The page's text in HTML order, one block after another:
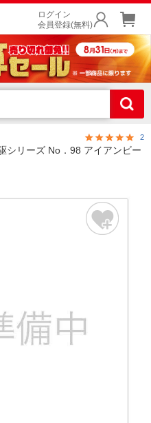
ログイン
会員登録(無料)
2
シリーズ No．98 アイアンビー